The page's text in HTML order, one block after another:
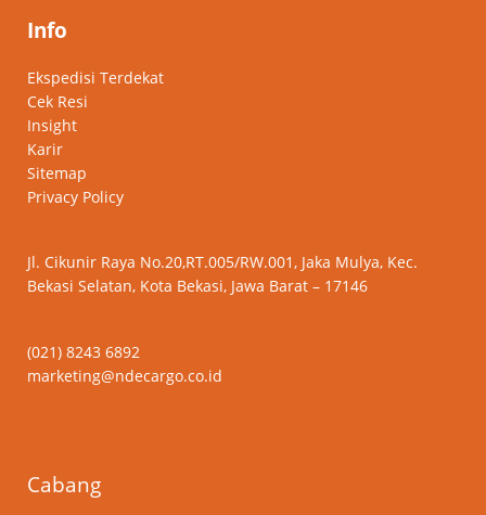
Info
Ekspedisi Terdekat
Cek Resi
Insight
Karir
Sitemap
Privacy Policy
Jl. Cikunir Raya No.20,RT.005/RW.001, Jaka Mulya, Kec.
Bekasi Selatan, Kota Bekasi, Jawa Barat – 17146
(021) 8243 6892
marketing@ndecargo.co.id
Cabang